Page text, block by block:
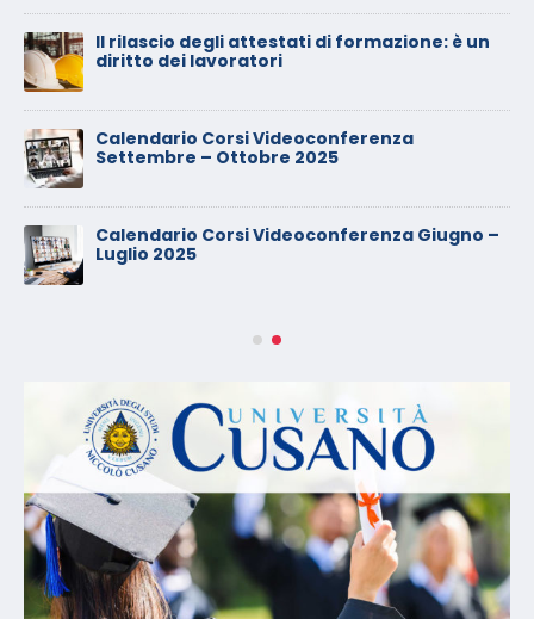
Il rilascio degli attestati di formazione: è un
diritto dei lavoratori
Calendario Corsi Videoconferenza
Settembre – Ottobre 2025
Calendario Corsi Videoconferenza Giugno –
Luglio 2025